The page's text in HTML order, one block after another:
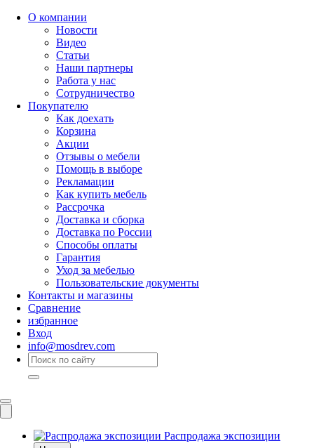
О компании
Новости
Видео
Статьи
Наши партнеры
Работа у нас
Сотрудничество
Покупателю
Как доехать
Корзина
Акции
Отзывы о мебели
Помощь в выборе
Рекламации
Как купить мебель
Рассрочка
Доставка и сборка
Доставка по России
Способы оплаты
Гарантия
Уход за мебелью
Пользовательские документы
Контакты и магазины
Сравнение
избранное
Вход
info@mosdrev.com
Распродажа экспозиции